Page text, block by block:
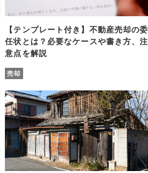
【テンプレート付き】不動産売却の委
任状とは？必要なケースや書き方、注
意点を解説
売却